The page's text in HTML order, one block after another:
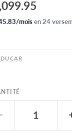
DUCAR
moisen 24